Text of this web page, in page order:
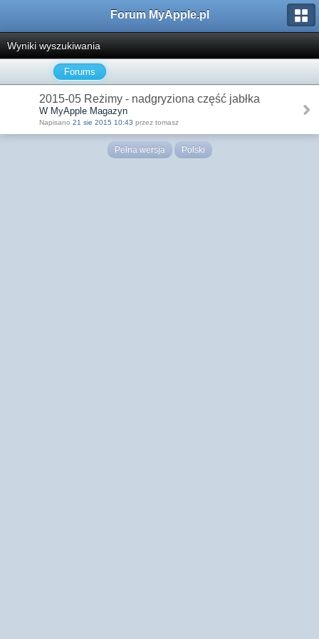
Forum MyApple.pl
Wyniki wyszukiwania
Forums
2015-05 Reżimy - nadgryziona część jabłka
W MyApple Magazyn
Napisano 21 sie 2015 10:43 przez tomasz
Pełna wersja Polski